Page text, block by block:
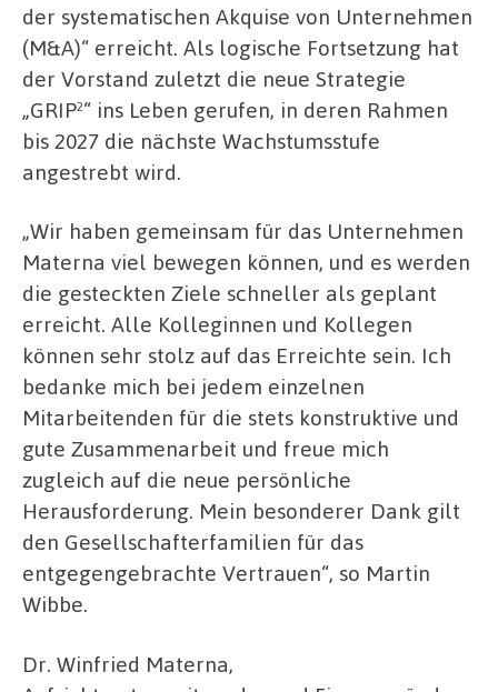
der systematischen Akquise von Unternehmen
(M&A)“ erreicht. Als logische Fortsetzung hat
der Vorstand zuletzt die neue Strategie
„GRIP²“ ins Leben gerufen, in deren Rahmen
bis 2027 die nächste Wachstumsstufe
angestrebt wird.
„Wir haben gemeinsam für das Unternehmen
Materna viel bewegen können, und es werden
die gesteckten Ziele schneller als geplant
erreicht. Alle Kolleginnen und Kollegen
können sehr stolz auf das Erreichte sein. Ich
bedanke mich bei jedem einzelnen
Mitarbeitenden für die stets konstruktive und
gute Zusammenarbeit und freue mich
zugleich auf die neue persönliche
Herausforderung. Mein besonderer Dank gilt
den Gesellschafterfamilien für das
entgegengebrachte Vertrauen“, so Martin
Wibbe.
Dr. Winfried Materna,